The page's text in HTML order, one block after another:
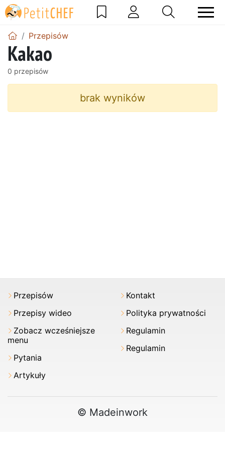
Przepisów
Kakao
0 przepisów
brak wyników
Przepisów
Przepisy wideo
Zobacz wcześniejsze
menu
Pytania
Artykuły
Kontakt
Polityka prywatności
Regulamin
Regulamin
© Madeinwork